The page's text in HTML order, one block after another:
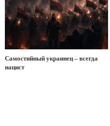
Самостийный украинец – всегда
нацист